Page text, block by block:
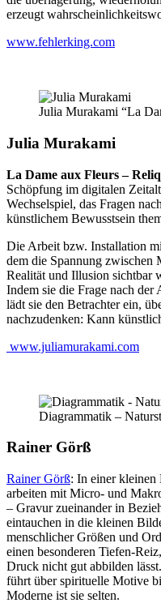
erzeugt
www.fehlerking.com
Julia Murakami “La
Julia Murakami
La Dame aux Fleurs –
Schöpfung im digitalen
Wechselspiel, das Fragen
künstlichem Bewusstsein
Die Arbeit bzw. Installation
dem die Spannung zwischen
Realität und Illusion sichtbar
Indem sie die Frage nach der
lädt sie den Betrachter ein,
nachzudenken: Kann
www.juliamurakami.com
Diagrammatik –
Rainer Görß
Rainer Görß: In einer kleinen
arbeiten mit Micro- und
– Gravur zueinander in
eintauchen in die kleinen
menschlicher Größen und
einen besonderen Tiefen-
Druck nicht gut abbilden
führt über spirituelle Motive
Moderne ist sie selten.